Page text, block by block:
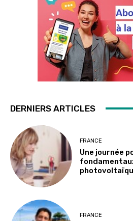
DERNIERS ARTICLES
FRANCE
Une journée
FRANCE